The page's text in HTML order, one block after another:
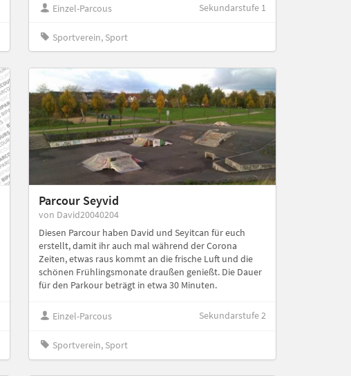
Einzel-Parcous Sekundarstufe 1
Sportverein, Sport
Parcour Seyvid
von David20040204
Diesen Parcour haben David und Seyitcan für euch
erstellt, damit ihr auch mal während der Corona
Zeiten, etwas raus kommt an die frische Luft und die
schönen Frühlingsmonate draußen genießt. Die Dauer
für den Parkour beträgt in etwa 30 Minuten.
Einzel-Parcous Sekundarstufe 2
Sportverein, Sport